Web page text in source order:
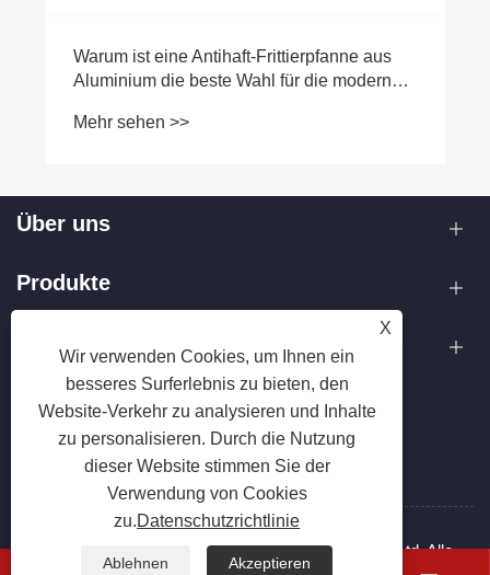
Warum ist eine Antihaft-Frittierpfanne aus
Aluminium die beste Wahl für die moderne
Mehr sehen >>
Über uns
Produkte
FOLGEN SIE UNS
Copyright © 2025 Zhejiang Hanxin Cookware Co., Ltd. Alle
X
Wir verwenden Cookies, um Ihnen ein
besseres Surferlebnis zu bieten, den
Website-Verkehr zu analysieren und Inhalte
zu personalisieren. Durch die Nutzung
dieser Website stimmen Sie der
Verwendung von Cookies
zu.Datenschutzrichtlinie
Ablehnen Akzeptieren